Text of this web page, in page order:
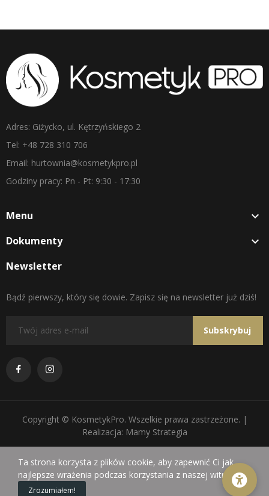
0
Adres: Giżycko, ul. Kętrzyńskiego 2
Tel: +48 728 310 706
Email: hurtownia@kosmetykpro.pl
Godziny pracy: Pn - Pt: 9:30 - 17:30
Menu 
Dokumenty 
Newsletter
Bądź pierwszy, który się dowie. Zapisz się na newsletter już dziś!
Subskrybuj
Copyright © KosmetykPro. Wszelkie prawa zastrzeżone. |
Realizacja: Mamy Strategia
Ta strona korzysta z plików cookie, aby zapewnić Ci jak
najlepsze wrażenia podczas korzystania z naszej witryny.
Zrozumiałem!